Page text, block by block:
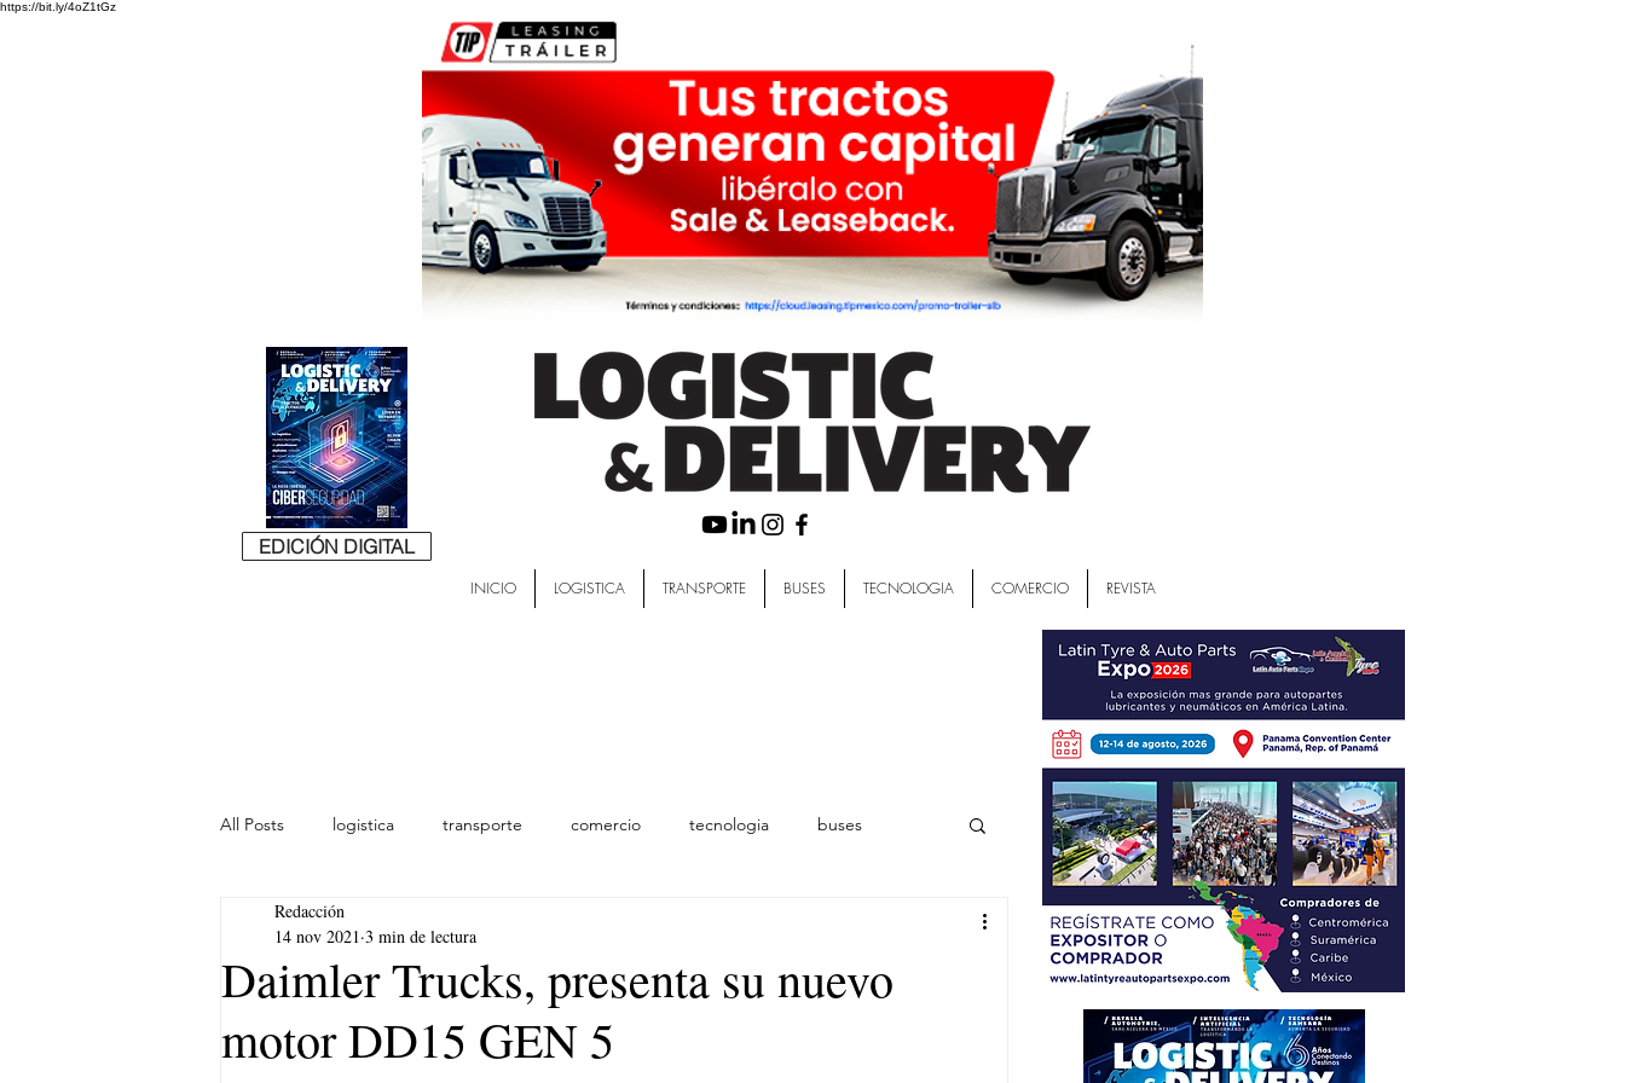
https://bit.ly/4oZ1tGz
EDICIÓN DIGITAL
INICIO LOGISTICA TRANSPORTE BUSES TECNOLOGIA COMERCIO REVISTA
All Posts logistica transporte comercio tecnologia buses
lideres
Daimler Trucks, presenta su nuevo
motor DD15 GEN 5
Redacción
14 nov 2021 3 min de lectura